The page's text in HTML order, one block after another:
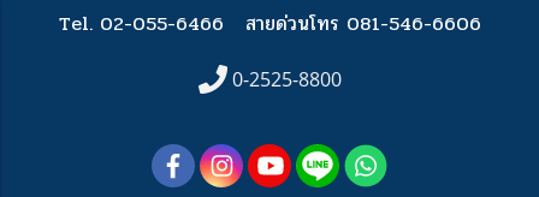
Tel. 02-055-6466 สายด่วนโทร 081-546-6606
0-2525-8800